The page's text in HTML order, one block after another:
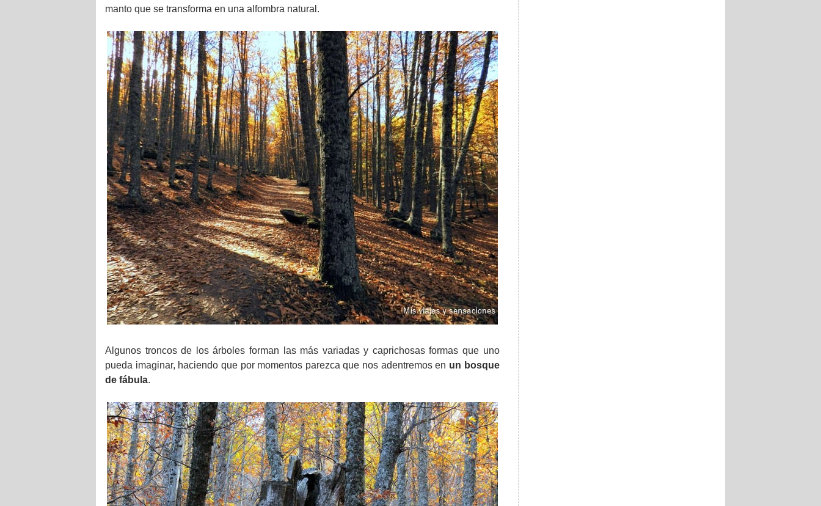
manto que se transforma en una alfombra natural.
Algunos troncos de los árboles forman las más variadas y caprichosas formas que uno
pueda imaginar, haciendo que por momentos parezca que nos adentremos en un bosque
de fábula.